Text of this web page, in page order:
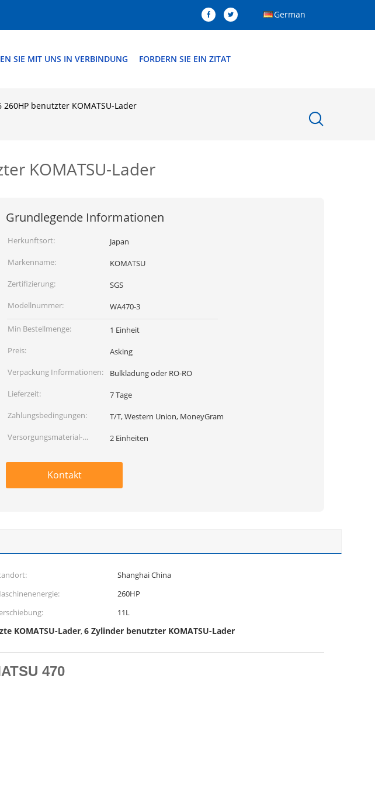
German
SIE MIT UNS IN VERBINDUNG FORDERN SIE EIN ZITAT
benutzter KOMATSU-Lader
KOMATSU-Lader
Grundlegende Informationen
Herkunftsort:
Japan
Markenname:
KOMATSU
Zertifizierung:
SGS
Modellnummer:
WA470-3
Min Bestellmenge:
1 Einheit
Preis:
Asking
Verpackung Informationen:
Bulkladung oder RO-RO
Lieferzeit:
7 Tage
Zahlungsbedingungen:
T/T, Western Union, MoneyGram
Versorgungsmaterial-
2 Einheiten
Kontakt
Shanghai China
260HP
11L
KOMATSU-Lader,6 Zylinder benutzter KOMATSU-Lader
470